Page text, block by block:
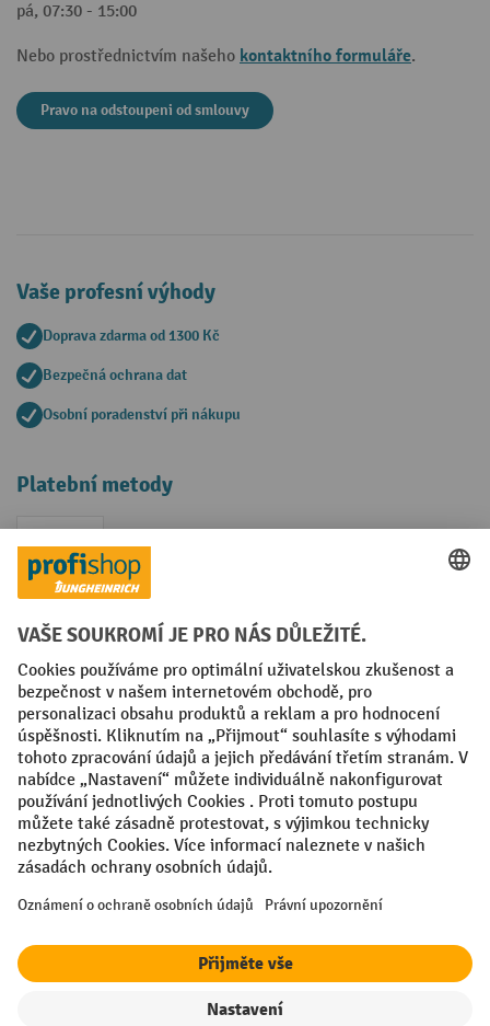
pá, 07:30 - 15:00
Nebo prostřednictvím našeho kontaktního formuláře.
Pravo na odstoupeni od smlouvy
Vaše profesní výhody
Doprava zdarma od 1300 Kč
Bezpečná ochrana dat
Osobní poradenství při nákupu
Platební metody
Faktura
Sociální sítě
Facebook
YouTubeLinkedIn
VODP Otisk
Prohlášení o ochraně osobních údajů
Nastavení ochrany osobních údajů
All prices excl. VAT plusshipping costsand possible delivery charges,
¹ Sleva platí do vyprodání zásob. Sleva se nevztahuje na akční ceny.